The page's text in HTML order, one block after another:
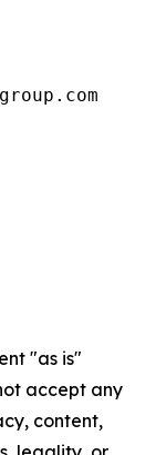
"as is"
accept any
content,